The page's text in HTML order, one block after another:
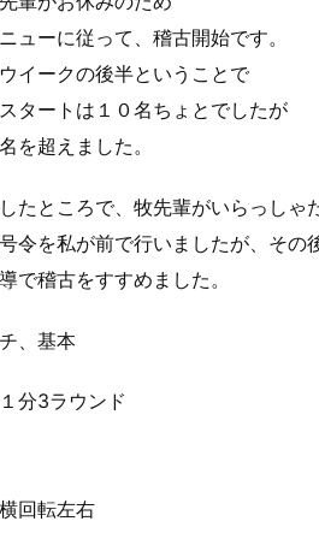
ューに従って、稽古開始です。
イークの後半ということで
タートは１０名ちょとでしたが
を超えました。
たところで、牧先輩がいらっしゃ
令を私が前で行いましたが、その
で稽古をすすめました。
、基本
分3ラウンド
回転左右